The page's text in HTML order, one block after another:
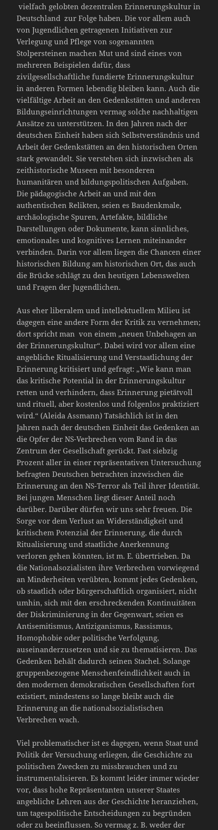
vielfach gelobten dezentralen Erinnerungskultur in
Deutschland zur Folge haben. Die vor allem auch
von Jugendlichen getragenen Initiativen zur
Verlegung und Pflege von sogenannten
Stolpersteinen machen Mut und sind eines von
mehreren Beispielen dafür, dass
zivilgesellschaftliche fundierte Erinnerungskultur
in anderen Formen lebendig bleiben kann. Auch die
vielfältige Arbeit an den Gedenkstätten und anderen
Bildungseinrichtungen vermag solche nachhaltigen
Ansätze zu unterstützen. In den Jahren nach der
deutschen Einheit haben sich Selbstverständnis und
Arbeit der Gedenkstätten an den historischen Orten
stark gewandelt. Sie verstehen sich inzwischen als
zeithistorische Museen mit besonderen
humanitären und bildungspolitischen Aufgaben.
Die pädagogische Arbeit an und mit den
authentischen Relikten, seien es Baudenkmale,
archäologische Spuren, Artefakte, bildliche
Darstellungen oder Dokumente, kann sinnliches,
emotionales und kognitives Lernen miteinander
verbinden. Darin vor allem liegen die Chancen einer
historischen Bildung am historischen Ort, das auch
die Brücke schlägt zu den heutigen Lebenswelten
und Fragen der Jugendlichen.
Aus eher liberalem und intellektuellem Milieu ist
dagegen eine andere Form der Kritik zu vernehmen;
dort spricht man von einem „neuen Unbehagen an
der Erinnerungskultur“. Dabei wird vor allem eine
angebliche Ritualisierung und Verstaatlichung der
Erinnerung kritisiert und gefragt: „Wie kann man
das kritische Potential in der Erinnerungskultur
retten und verhindern, dass Erinnerung pietätvoll
und rituell, aber kostenlos und folgenlos praktiziert
wird.“ (Aleida Assmann) Tatsächlich ist in den
Jahren nach der deutschen Einheit das Gedenken an
die Opfer der NS-Verbrechen vom Rand in das
Zentrum der Gesellschaft gerückt. Fast siebzig
Prozent aller in einer repräsentativen Untersuchung
befragten Deutschen betrachten inzwischen die
Erinnerung an den NS-Terror als Teil ihrer Identität.
Bei jungen Menschen liegt dieser Anteil noch
darüber. Darüber dürfen wir uns sehr freuen. Die
Sorge vor dem Verlust an Widerständigkeit und
kritischem Potenzial der Erinnerung, die durch
Ritualisierung und staatliche Anerkennung
verloren gehen könnten, ist m. E. übertrieben. Da
die Nationalsozialisten ihre Verbrechen vorwiegend
an Minderheiten verübten, kommt jedes Gedenken,
ob staatlich oder bürgerschaftlich organisiert, nicht
umhin, sich mit den erschreckenden Kontinuitäten
der Diskriminierung in der Gegenwart, seien es
Antisemitismus, Antiziganismus, Rassismus,
Homophobie oder politische Verfolgung,
auseinanderzusetzen und sie zu thematisieren. Das
Gedenken behält dadurch seinen Stachel. Solange
gruppenbezogene Menschenfeindlichkeit auch in
den modernen demokratischen Gesellschaften fort
existiert, mindestens so lange bleibt auch die
Erinnerung an die nationalsozialistischen
Verbrechen wach.
Viel problematischer ist es dagegen, wenn Staat und
Politik der Versuchung erliegen, die Geschichte zu
politischen Zwecken zu missbrauchen und zu
instrumentalisieren. Es kommt leider immer wieder
vor, dass hohe Repräsentanten unserer Staates
angebliche Lehren aus der Geschichte heranziehen,
um tagespolitische Entscheidungen zu begründen
oder zu beeinflussen. So vermag z. B. weder der